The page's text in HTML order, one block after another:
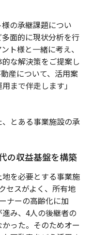
様の承継課題につい
面的に現状分析を行
ト様と一緒に考え、
な解決策をご提案し
産について、活用案
まで伴走します」
とある事業施設の承
の収益基盤を構築
を必要とする事業施
セスがよく、所有地
ナーの高齢化に加
み、4人の後継者の
った。そのためオー